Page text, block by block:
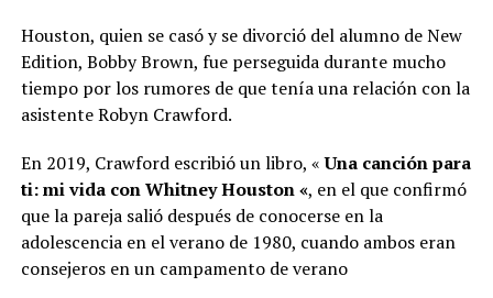
Houston, quien se casó y se divorció del alumno de New
Edition, Bobby Brown, fue perseguida durante mucho
tiempo por los rumores de que tenía una relación con la
asistente Robyn Crawford.
En 2019, Crawford escribió un libro, «Una canción para
ti: mi vida con Whitney Houston «, en el que confirmó
que la pareja salió después de conocerse en la
adolescencia en el verano de 1980, cuando ambos eran
consejeros en un campamento de verano